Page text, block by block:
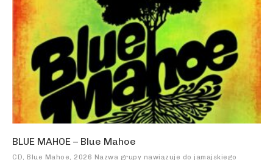
BLUE MAHOE – Blue Mahoe
CD, Blue Mahoe, 2026 Nazwa grupy nawiązuje do jamajskiego